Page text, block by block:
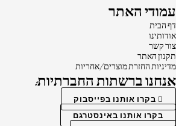
עמודי האתר
דף הבית
אודותינו
צור קשר
תקנון האתר
מדיניות החזרת מוצרים/אחריות
אנחנו ברשתות החברתיות:
בקרו אותנו בפייסבוק
בקרו אותנו באינסטרגם